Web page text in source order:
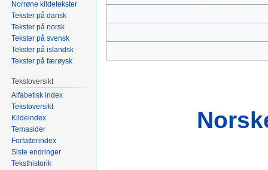
Norrøne kildetekster
Tekster på dansk
Tekster på norsk
Tekster på svensk
Tekster på islandsk
Tekster på færøysk
Tekstoversikt
Alfabetisk index
Tekstoversikt
Kildeindex
Temasider
Forfatterindex
Siste endringer
Teksthistorik